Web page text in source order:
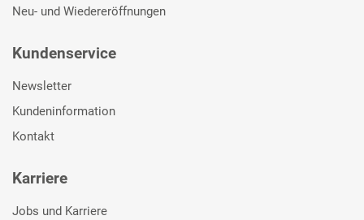
Neu- und Wiedereröffnungen
Kundenservice
Newsletter
Kundeninformation
Kontakt
Karriere
Jobs und Karriere